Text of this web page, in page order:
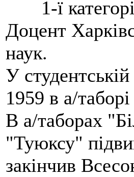
1-ї
Доцент
наук.
У
1959 в а/
В а/таборах
"Туюксу"
закінчив